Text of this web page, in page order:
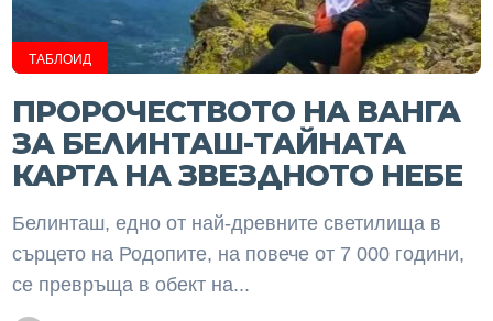
ТАБЛОИД
ПРОРОЧЕСТВОТО НА ВАНГА
ЗА БЕЛИНТАШ-ТАЙНАТА
КАРТА НА ЗВЕЗДНОТО НЕБЕ
Белинташ, едно от най-древните светилища в
сърцето на Родопите, на повече от 7 000 години,
се превръща в обект на...